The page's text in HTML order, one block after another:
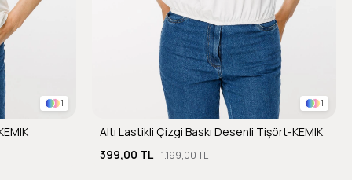
1 1
Altı Lastikli Çizgi Baskı Desenli Tişört-KEMIK
399,00 TL 1.199,00 TL